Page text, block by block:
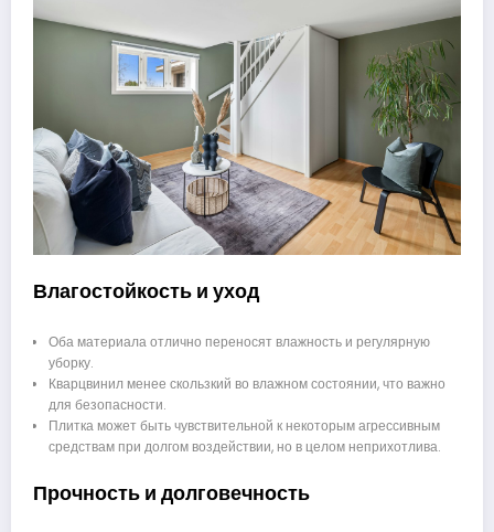
Влагостойкость и уход
Оба материала отлично переносят влажность и регулярную
уборку.
Кварцвинил менее скользкий во влажном состоянии, что важно
для безопасности.
Плитка может быть чувствительной к некоторым агрессивным
средствам при долгом воздействии, но в целом неприхотлива.
Прочность и долговечность